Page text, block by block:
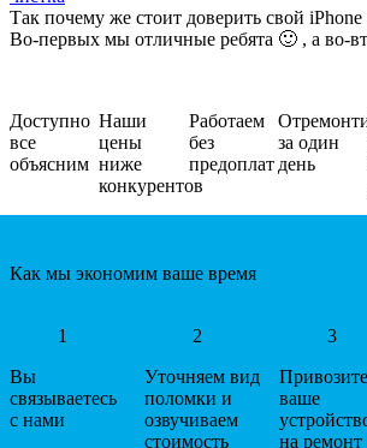
Так почему же стоит доверить свой
Во-первых мы отличные ребята 🙂 , а во-
Доступно
все
объясним
Наши
цены
ниже
конкурентов
Работаем
без
предоплат
за один
день
Как мы экономим ваше время
1
Вы
связываетесь
с нами
2
Уточняем вид
поломки и
озвучиваем
стоимость
3
Привозите
ваше
на ремонт